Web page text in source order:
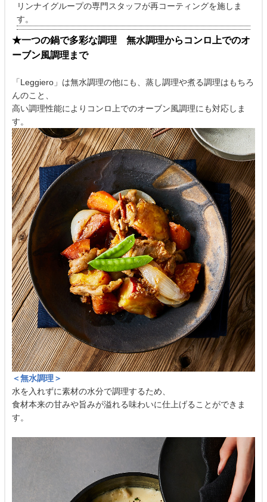
リンナイグループの専門スタッフが再コーティングを施しま
す。
★一つの鍋で多彩な調理 無水調理からコンロ上でのオ
ーブン風調理まで
「Leggiero」は無水調理の他にも、蒸し調理や煮る調理はもちろ
んのこと、
高い調理性能によりコンロ上でのオーブン風調理にも対応しま
す。
＜無水調理＞
水を入れずに素材の水分で調理するため、
食材本来の甘みや旨みが溢れる味わいに仕上げることができま
す。